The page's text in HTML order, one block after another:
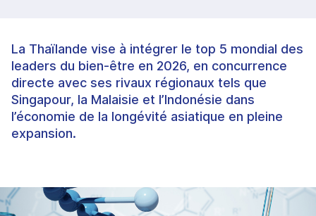
La Thaïlande vise à intégrer le top 5 mondial des
leaders du bien-être en 2026, en concurrence
directe avec ses rivaux régionaux tels que
Singapour, la Malaisie et l’Indonésie dans
l’économie de la longévité asiatique en pleine
expansion.